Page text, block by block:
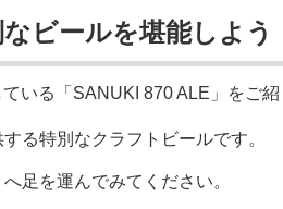
ビールを堪能しよう
いる「SANUKI 870 ALE」をご紹
る特別なクラフトビールです。
足を運んでみてください。